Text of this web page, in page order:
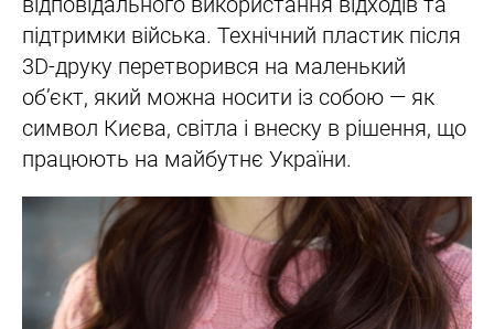
підтримки війська. Технічний пластик після
3D-друку перетворився на маленький
об’єкт, який можна носити із собою — як
символ Києва, світла і внеску в рішення, що
працюють на майбутнє України.